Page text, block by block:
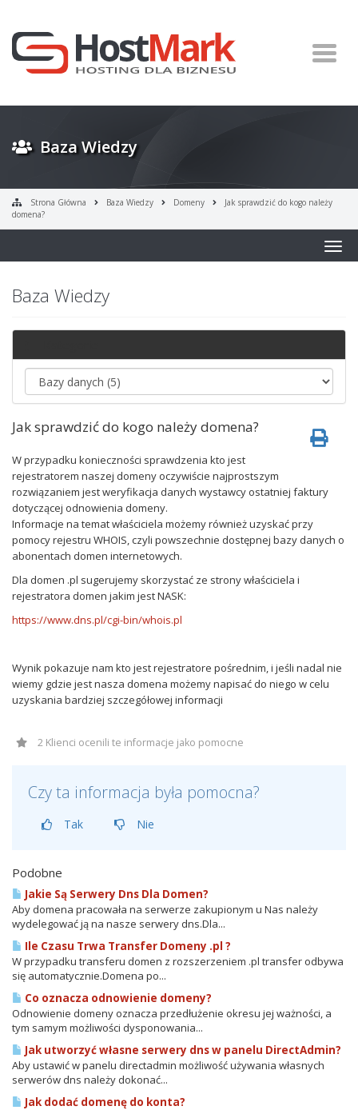
Baza Wiedzy
Strona Główna Baza Wiedzy Domeny
Jak sprawdzić do kogo należy
domena?
Baza Wiedzy
Jak sprawdzić do kogo należy domena?
W przypadku konieczności sprawdzenia kto jest
rejestratorem naszej domeny oczywiście najprostszym
rozwiązaniem jest weryfikacja danych wystawcy ostatniej faktury
dotyczącej odnowienia domeny.
Informacje na temat właściciela możemy równieżuzyskać przy
pomocy rejestru WHOIS, czyli powszechnie dostępnej bazy danych o
abonentach domen internetowych.
Dla domen .pl sugerujemy skorzystać ze strony właściciela i
rejestratora domen jakim jest NASK:
https://www.dns.pl/cgi-bin/whois.pl
Wynik pokazuje nam kto jest rejestratore pośrednim, i jeśli nadal nie
wiemy gdzie jest nasza domena możemy napisać do niego w celu
uzyskania bardziej szczegółowej informacji
2 Klienci ocenili te informacje jako pomocne
Czy ta informacja była pomocna?
Tak Nie
Podobne
Jakie Są Serwery Dns Dla Domen?
Aby domena pracowała na serwerze zakupionym u Nas należy
wydelegować ją na nasze serwery dns.Dla...
Ile Czasu Trwa Transfer Domeny .pl ?
W przypadku transferu domen z rozszerzeniem .pl transfer odbywa
się automatycznie.Domena po...
Co oznacza odnowienie domeny?
Odnowienie domeny oznacza przedłużenie okresu jej ważności, a
tym samym możliwości dysponowania...
Jak utworzyć własne serwery dns w panelu DirectAdmin?
Aby ustawić w panelu directadmin możliwość używania własnych
serwerów dns należy dokonać...
Jak dodać domenę do konta?